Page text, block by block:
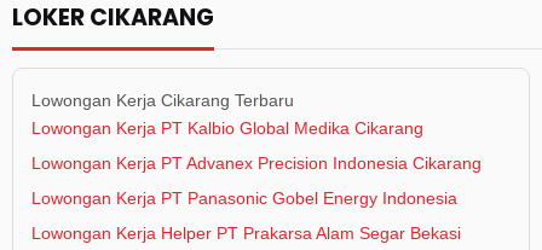
LOKER CIKARANG
Lowongan Kerja Cikarang Terbaru
Lowongan Kerja PT Kalbio Global Medika Cikarang
Lowongan Kerja PT Advanex Precision Indonesia Cikarang
Lowongan Kerja PT Panasonic Gobel Energy Indonesia
Lowongan Kerja Helper PT Prakarsa Alam Segar Bekasi